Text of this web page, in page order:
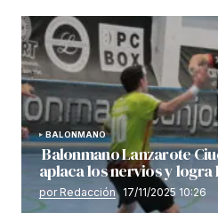
BALONMANO
Balonmano Lanzarote
aplaca los nervios y
por Redacción 17/11/2025 10:26